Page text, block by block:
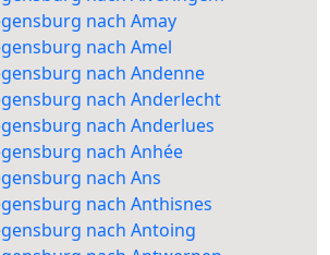
nach Amay
nach Amel
nach Andenne
nach Anderlecht
nach Anderlues
nach Anhée
nach Ans
nach Anthisnes
nach Antoing